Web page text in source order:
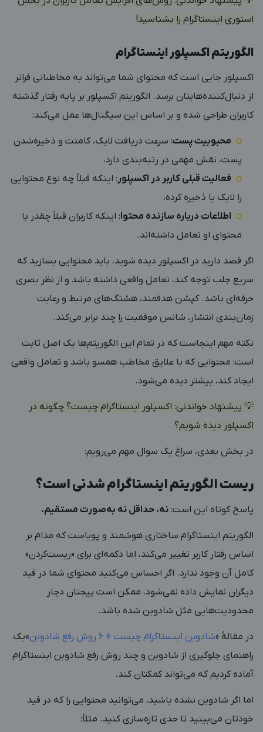
استوری اینستاگرام را بشناسید!
الگوریتم اکسپلور اینستاگرام
اکسپلور جایی است که محتوای شما می‌تواند به مخاطبانی فراتر
از دنبال‌کننده‌هایتان برسد. الگوریتم اکسپلور بر پایه رفتار گذشته
کاربران طراحی شده و بر اساس این سیگنال‌ها عمل می‌کند:
محبوبیت پست: سرعت دریافت لایک، کامنت و ذخیره‌شدن
پست، نقش مهمی در رتبه‌بندی دارد،
فعالیت قبلی کاربر در اکسپلور : اینکه قبلاً چه نوع محتوایی
را لایک یا ذخیره کرده،
اطلاعات درباره سازنده محتوا: اینکه کاربران قبلاً چقدر با
محتوای او تعامل داشته‌اند.
اگر قصد دارید در اکسپلور دیده شوید، باید محتوایی بسازید که
سریع جلب توجه کند، تعامل واقعی داشته باشد و از نظر بصری
حرفه‌ای باشد. کپشن هدفمند، هشتگ‌های مرتبط و رعایت
زمان‌بندی انتشار، شانس موفقیت را چند برابر می‌کند.
نکته مهم اینجاست که در تمام این الگوریتم‌ها یک اصل ثابت
است: محتوایی که با علایق مخاطب همسو باشد و تعامل واقعی
ایجاد کند، بیشتر دیده می‌شود.
💡 پیشنهاد خواندنی: اکسپلور اینستاگرام چیست؟ چگونه در
اکسپلور دیده شویم؟
در بخش بعدی، سراغ یک سوال مهم می‌رویم:
ریست الگوریتم اینستاگرام شدنی است؟
پاسخ کوتاه این است: نه، حداقل نه به‌صورت مستقیم.
الگوریتم اینستاگرام ساختاری هوشمند و پویاست که مدام بر
اساس رفتار کاربر تغییر می‌کند، اما دکمه‌ای برای «ریست‌کردن»
کامل آن وجود ندارد. اگر احساس می‌کنید محتوای شما در فید
دیگران نمایش داده نمی‌شود، ممکن است پیجتان دچار
محدودیت‌هایی مثل شادوبن شده باشد.
در مقالۀ «شادوبن اینستاگرام چیست + 6 روش رفع شادوبن »یک
راهنمای جلوگیری از شادوبن و چند روش رفع شادوبن اینستاگرام
آماده کردیم که می‌تواند کمکتان کند.
اما اگر شادوبن نشده باشید، می‌توانید محتوایی را که در فید
خودتان می‌بینید تا حدی تازه‌سازی کنید. مثلاً: